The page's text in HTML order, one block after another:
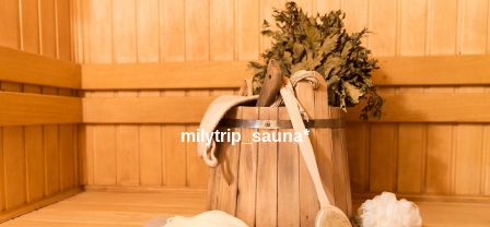
milytrip_sauna*